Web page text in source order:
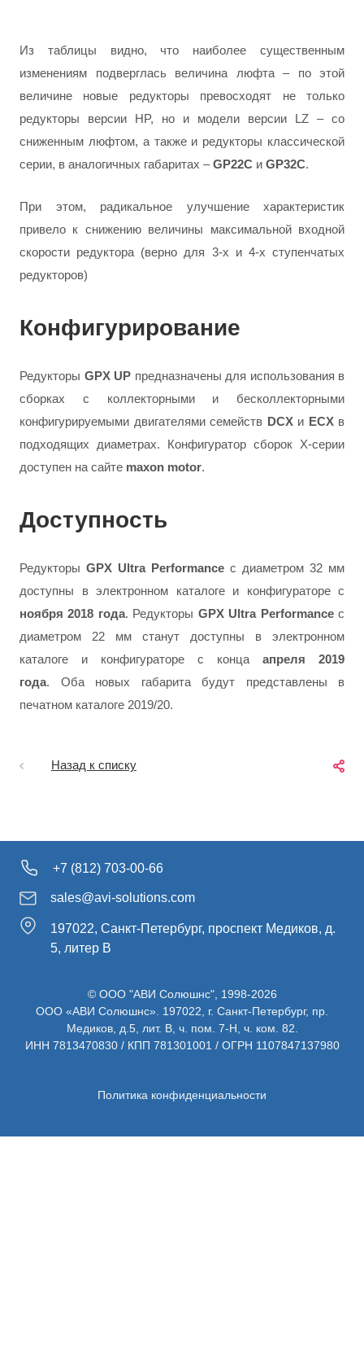
Из таблицы видно, что наиболее существенным
изменениям подверглась величина люфта – по этой
величине новые редукторы превосходят не только
редукторы версии HP, но и модели версии LZ – со
сниженным люфтом, а также и редукторы классической
серии, в аналогичных габаритах –GP22C и GP32C.
При этом, радикальное улучшение характеристик
привело к снижению величины максимальной входной
скорости редуктора (верно для 3-х и 4-х ступенчатых
редукторов)
Конфигурирование
Редукторы GPX UP предназначены для использования в
сборках с коллекторными и бесколлекторными
конфигурируемыми двигателями семейств DCXи ECXв
подходящих диаметрах. Конфигуратор сборок Х-серии
доступен на сайте maxon motor.
Доступность
Редукторы GPX Ultra Performance с диаметром 32 мм
доступны в электронном каталоге и конфигураторе с
ноября 2018 года. Редукторы GPX Ultra Performanceс
диаметром 22 мм станут доступны в электронном
каталоге и конфигураторе с конца апреля 2019
года. Оба новых габарита будут представлены в
печатном каталоге 2019/20.
Назад к списку
+7 (812) 703-00-66
sales@avi-solutions.com
197022, Санкт-Петербург, проспект Медиков, д.
5, литер В
© ООО "АВИ Солюшнс", 1998-2026
ООО «АВИ Солюшнс». 197022, г. Санкт-Петербург, пр.
Медиков, д.5, лит. В, ч. пом. 7-Н, ч. ком. 82.
ИНН 7813470830 / КПП 781301001 / ОГРН 1107847137980
Политика конфиденциальности